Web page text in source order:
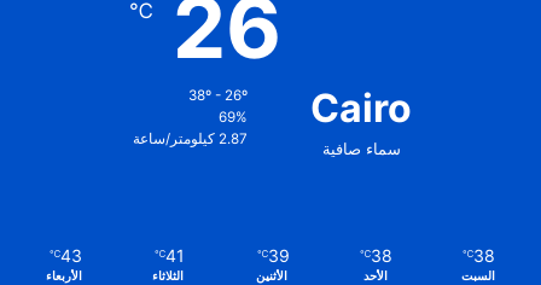
Cairo
سماء صافية
26
℃
69%
2.87 كيلومتر/ساعة
38
℃
السبت
38
℃
الأحد
39
℃
الأثنين
41
℃
الثلاثاء
43
℃
الأربعاء